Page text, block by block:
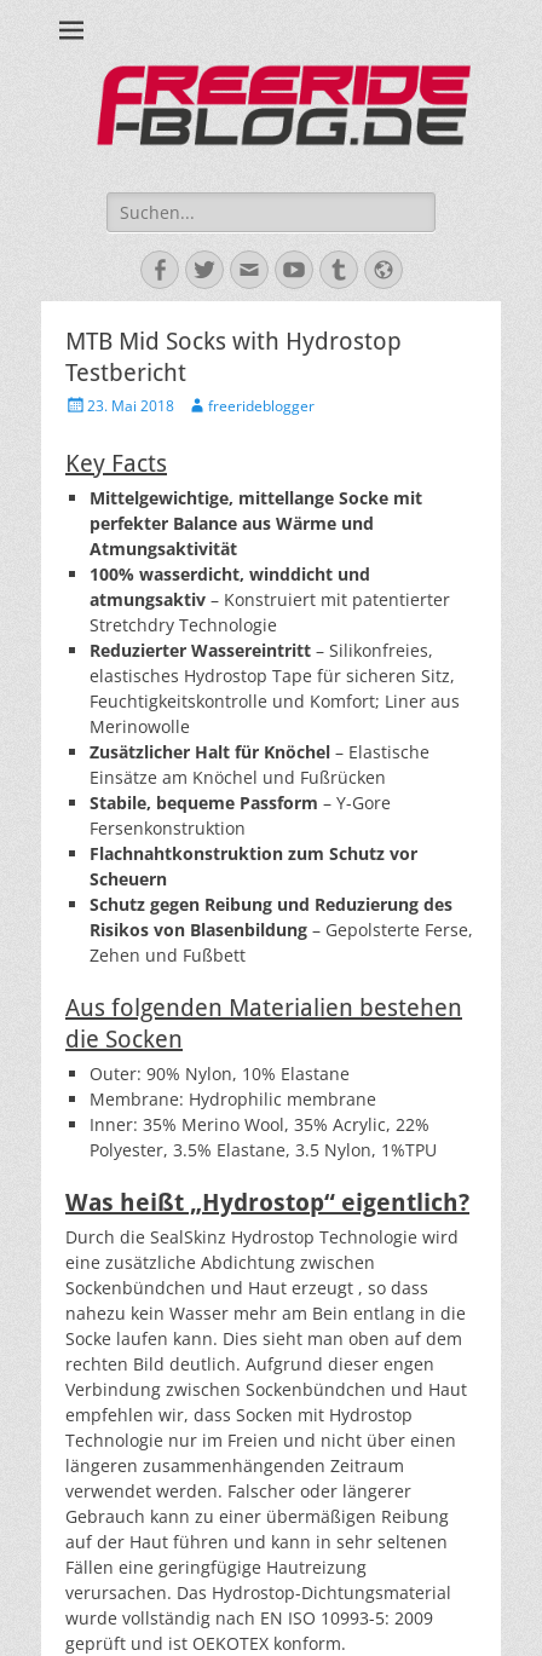
Suche
nach:
Facebook
Twitter
E-
Mail
YouTube
TumblrWebsite
MTB Mid Socks with Hydrostop
Testbericht
Veröffentlicht
23. Mai 2018 Autorfreerideblogger
Key Facts
Mittelgewichtige, mittellange Socke mit
perfekter Balance aus Wärme und
Atmungsaktivität
100% wasserdicht, winddicht und
atmungsaktiv – Konstruiert mit patentierter
Stretchdry Technologie
Reduzierter Wassereintritt – Silikonfreies,
elastisches Hydrostop Tape für sicheren Sitz,
Feuchtigkeitskontrolle und Komfort; Liner aus
Merinowolle
Zusätzlicher Halt für Knöchel – Elastische
Einsätze am Knöchel und Fußrücken
Stabile, bequeme Passform – Y-Gore
Fersenkonstruktion
Flachnahtkonstruktion zum Schutz vor
Scheuern
Schutz gegen Reibung und Reduzierung des
Risikos von Blasenbildung – Gepolsterte Ferse,
Zehen und Fußbett
Aus folgenden Materialien bestehen
die Socken
Outer: 90% Nylon, 10% Elastane
Membrane: Hydrophilic membrane
Inner: 35% Merino Wool, 35% Acrylic, 22%
Polyester, 3.5% Elastane, 3.5 Nylon, 1%TPU
Was heißt „Hydrostop“ eigentlich?
Durch die SealSkinz Hydrostop Technologie wird
eine zusätzliche Abdichtung zwischen
Sockenbündchen und Haut erzeugt , so dass
nahezu kein Wasser mehr am Bein entlang in die
Socke laufen kann. Dies sieht man oben auf dem
rechten Bild deutlich. Aufgrund dieser engen
Verbindung zwischen Sockenbündchen und Haut
empfehlen wir, dass Socken mit Hydrostop
Technologie nur im Freien und nicht über einen
längeren zusammenhängenden Zeitraum
verwendet werden. Falscher oder längerer
Gebrauch kann zu einer übermäßigen Reibung
auf der Haut führen und kann in sehr seltenen
Fällen eine geringfügige Hautreizung
verursachen. Das Hydrostop-Dichtungsmaterial
wurde vollständig nach EN ISO 10993-5: 2009
geprüft und ist OEKOTEX konform.